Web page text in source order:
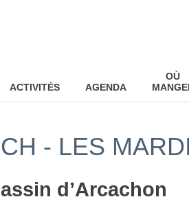
ACTIVITÉS AGENDA
OÙ
- LES
d’Arcachon